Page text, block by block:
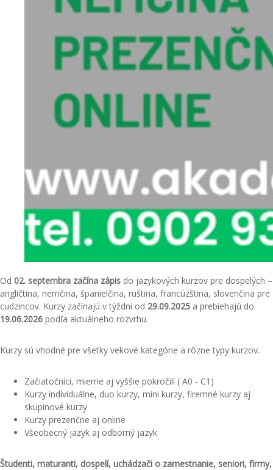
Od 02. septembra začína zápis do jazykových kurzov pre dospelých –
angličtina, nemčina, španielčina, ruština, francúzština, slovenčina pre
cudzincov. Kurzy začínajú v týždni od 29.09.2025 a prebiehajú do
19.06.2026 podľa aktuálneho rozvrhu.
Kurzy sú vhodné pre všetky vekové kategórie a rôzne typy kurzov.
Začiatočníci, mierne aj vyššie pokročilí ( A0 - C1)
Kurzy individuálne, duo kurzy, mini kurzy, firemné kurzy aj
skupinové kurzy
Kurzy prezenčne aj online
Všeobecný jazyk aj odborný jazyk
Študenti, maturanti, dospelí, uchádzači o zamestnanie, seniori, firmy,